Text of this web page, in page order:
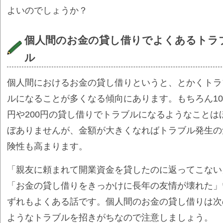
よいのでしょうか？
個人間のお金の貸し借りでよくあるトラ
ル
個人間におけるお金の貸し借りというと、とかくト
ルになることが多くなる傾向にあります。もちろん
円や200円の貸し借りでトラブルになるようなことは
ぼありませんが、金額が大きくなればトラブル発生
険性も高まります。
「親友に頼まれて開業資金を貸したのに返ってこな
「お金の貸し借りをきっかけに長年の友情が壊れた
ずれもよくある話です。個人間のお金の貸し借りは
ようなトラブルを招きがちなので注意しましょう。